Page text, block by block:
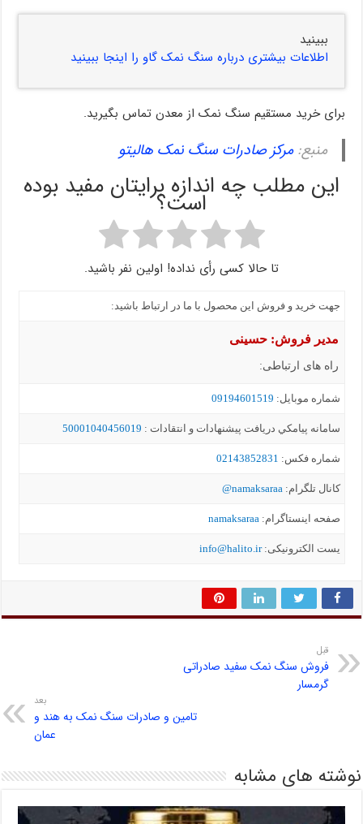
ببینید
اطلاعات بیشتری درباره سنگ نمک گاو را اینجا ببینید
برای خرید مستقیم سنگ نمک از معدن تماس بگیرید.
منبع:مرکز صادرات سنگ نمک هالیتو
این مطلب چه اندازه برایتان مفید بوده
است؟
تا حالا کسی رأی نداده! اولین نفر باشید.
جهت خرید و فروش این محصول با ما در ارتباط باشید:
مدیر فروش: حسینی
راه های ارتباطی:
شماره موبايل: 09194601519
سامانه پيامکي دریافت پیشنهادات و انتقادات : 50001040456019
شماره فکس: 02143852831
کانال تلگرام:namaksaraa@
صفحه اینستاگرام:namaksaraa
یست الکترونیکی:info@halito.ir
قبل
فروش سنگ نمک سفید صادراتی
گرمسار
بعد
تامین و صادرات سنگ نمک به هند و
عمان
نوشته های مشابه